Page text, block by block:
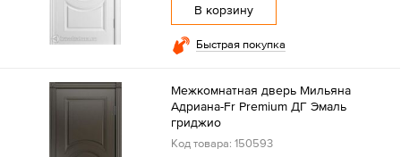
В корзину
Быстрая покупка
Межкомнатная дверь Мильяна
Адриана-Fr Premium ДГ Эмаль
гриджио
Код товара: 150593